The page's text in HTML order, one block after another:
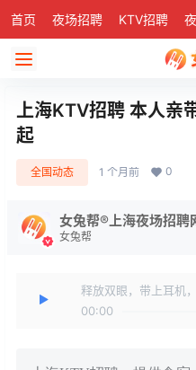
首页 夜场招聘 KTV招聘
上海KTV招聘 本人亲
起
全国动态 1 个月前 0
女兔帮®上海夜场招聘
女兔帮
释放双眼，带上耳机
00:00